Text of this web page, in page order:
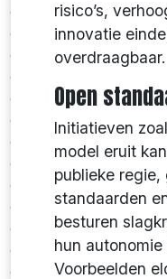
risico’s,
innovatie
overdraagbaar.
Open
Initiatieven
model eruit
publieke regie,
standaarden
besturen
hun
Voorbeelden